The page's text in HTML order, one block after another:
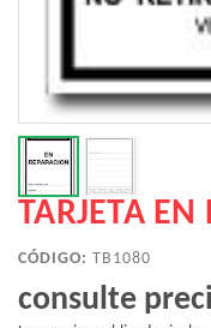
TARJETA EN
CÓDIGO: TB1080
consulte